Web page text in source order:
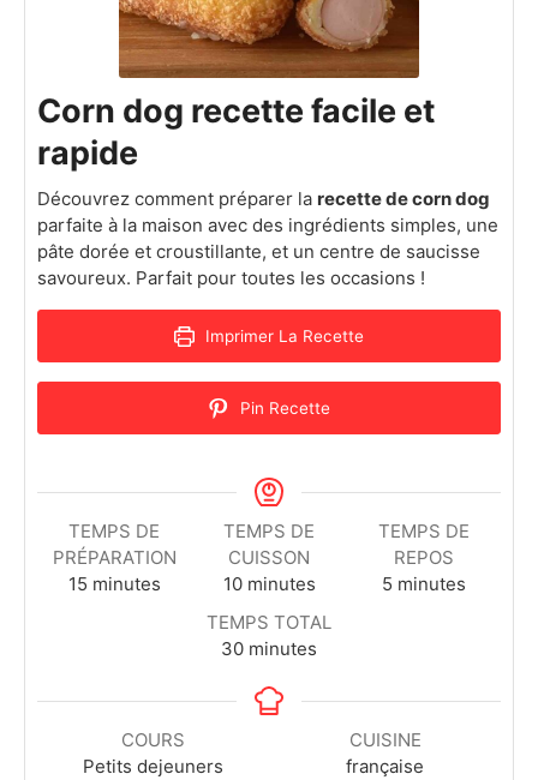
Corn dog recette facile et
rapide
Découvrez comment préparer la recette de corn dog
parfaite à la maison avec des ingrédients simples, une
pâte dorée et croustillante, et un centre de saucisse
savoureux. Parfait pour toutes les occasions !
Imprimer La Recette
Pin Recette
TEMPS DE
PRÉPARATION
15 minutes
TEMPS DE
CUISSON
10 minutes
TEMPS DE
REPOS
5 minutes
TEMPS TOTAL
30 minutes
COURS
Petits dejeuners
CUISINE
française